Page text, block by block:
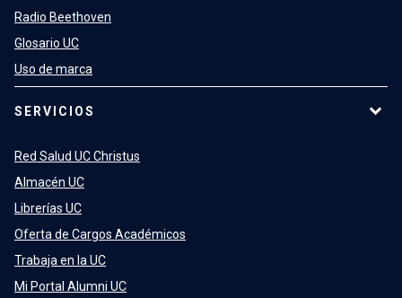
Radio Beethoven
Glosario UC
Uso de marca
SERVICIOS
Red Salud UC Christus
Almacén UC
Librerías UC
Oferta de Cargos Académicos
Trabaja en la UC
Mi Portal Alumni UC